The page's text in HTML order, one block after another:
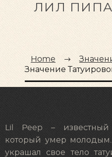
ЛИЛ ПИПА
Home
Значение
Lil Peep –
который умер
украшал свое тело